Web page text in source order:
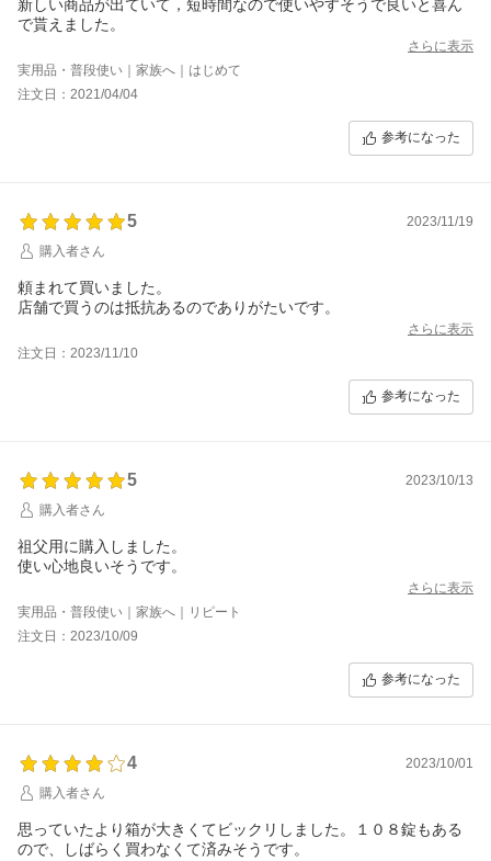
新しい商品が出ていて，短時間なので使いやすそうで良いと喜ん
で貰えました。
さらに表示
実用品・普段使い｜家族へ｜はじめて
注文日：2021/04/04
参考になった
5
2023/11/19
購入者さん
頼まれて買いました。
店舗で買うのは抵抗あるのでありがたいです。
さらに表示
注文日：2023/11/10
参考になった
5
2023/10/13
購入者さん
祖父用に購入しました。
使い心地良いそうです。
さらに表示
実用品・普段使い｜家族へ｜リピート
注文日：2023/10/09
参考になった
4
2023/10/01
購入者さん
思っていたより箱が大きくてビックリしました。１０８錠もある
ので、しばらく買わなくて済みそうです。